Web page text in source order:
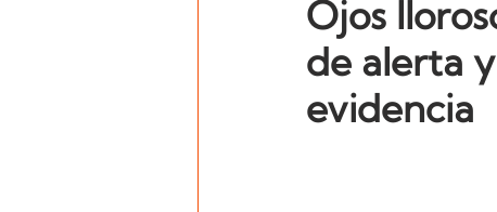
Suplementos Zooantropología
Ojos
de alerta
evidencia